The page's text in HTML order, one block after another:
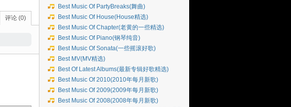
评论 (0)
Best Music Of PartyBreaks(舞曲)
Best Music Of House(House精选)
Best Music Of Chapter(老黄的一些精选)
Best Music Of Piano(钢琴纯音)
Best Music Of Sonata(一些摇滚好歌)
Best MV(MV精选)
Best Of Latest Albums(最新专辑好歌精选)
Best Music Of 2010(2010年每月新歌)
Best Music Of 2009(2009年每月新歌)
Best Music Of 2008(2008年每月新歌)